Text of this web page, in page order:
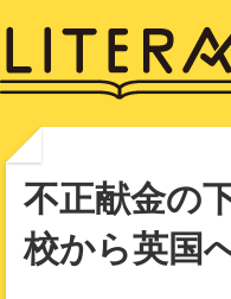
不正献金の
校から英国